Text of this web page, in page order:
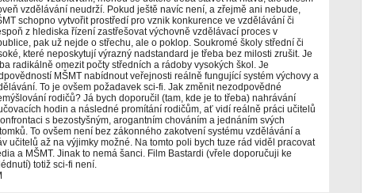
vzdělávání neudrží. Pokud ještě navíc není, a zřejmě ani nebude,
schopno vytvořit prostředí pro vznik konkurence ve vzdělávání či
z hlediska řízení zastřešovat výchovně vzdělávací proces v
pak už nejde o střechu, ale o poklop. Soukromé školy střední či
které neposkytují výrazný nadstandard je třeba bez milosti zrušit. Je
radikálně omezit počty středních a rádoby vysokých škol. Je
MŠMT nabídnout veřejnosti reálně fungující systém výchovy a
To je ovšem požadavek sci-fi. Jak změnit nezodpovědné
rodičů? Já bych doporučil (tam, kde je to třeba) nahrávání
hodin a následné promítání rodičům, ať vidí reálně práci učitelů
s bezostyšným, arogantním chováním a jednáním svých
To ovšem není bez zákonného zakotvení systému vzdělávání a
učitelů až na výjimky možné. Na tomto poli bych tuze rád viděl pracovat
a MŠMT. Jinak to nemá šanci. Film Bastardi (vřele doporučuji ke
totiž sci-fi není.